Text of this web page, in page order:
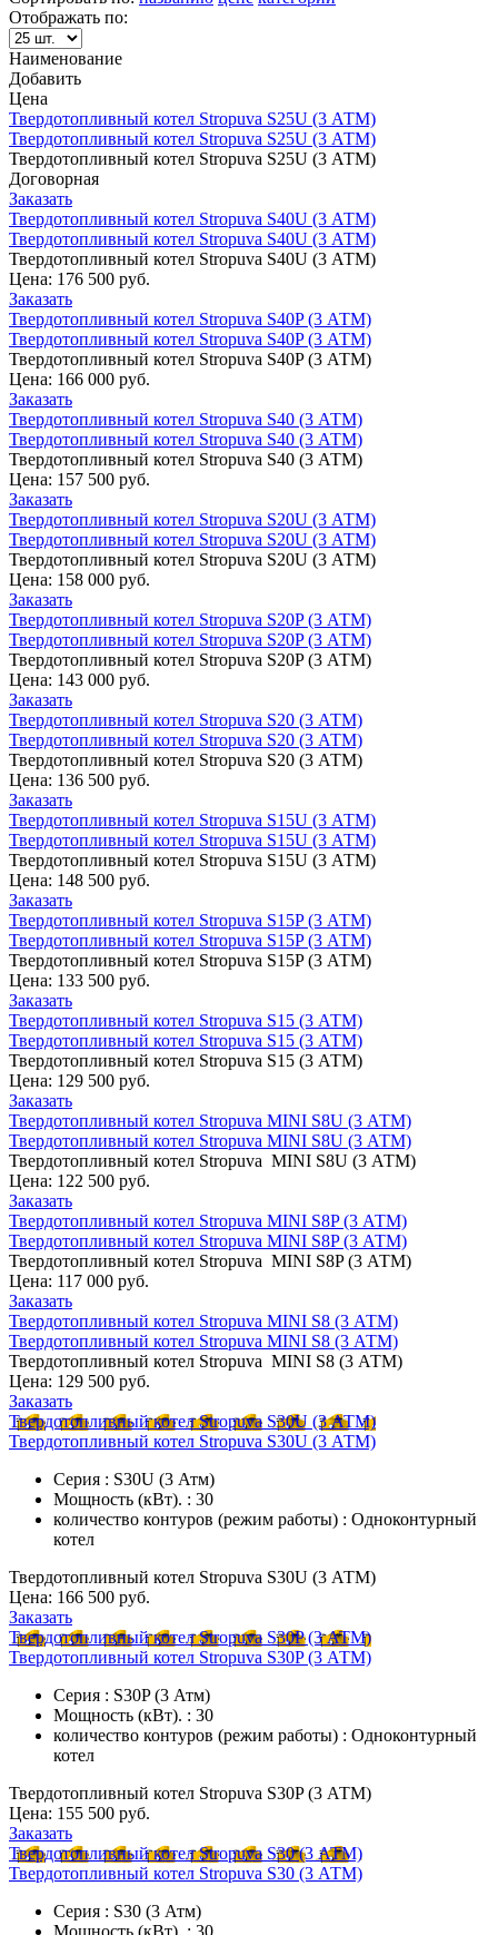
Отображать по:
Наименование
Добавить
Цена
Твердотопливный котел Stropuva S25U (3 АТМ)
Твердотопливный котел Stropuva S25U (3 АТМ)
Твердотопливный котел Stropuva S25U (3 АТМ)
Договорная
Заказать
Твердотопливный котел Stropuva S40U (3 АТМ)
Твердотопливный котел Stropuva S40U (3 АТМ)
Твердотопливный котел Stropuva S40U (3 АТМ)
Цена: 176 500 руб.
Заказать
Твердотопливный котел Stropuva S40P (3 АТМ)
Твердотопливный котел Stropuva S40P (3 АТМ)
Твердотопливный котел Stropuva S40P (3 АТМ)
Цена: 166 000 руб.
Заказать
Твердотопливный котел Stropuva S40 (3 АТМ)
Твердотопливный котел Stropuva S40 (3 АТМ)
Твердотопливный котел Stropuva S40 (3 АТМ)
Цена: 157 500 руб.
Заказать
Твердотопливный котел Stropuva S20U (3 АТМ)
Твердотопливный котел Stropuva S20U (3 АТМ)
Твердотопливный котел Stropuva S20U (3 АТМ)
Цена: 158 000 руб.
Заказать
Твердотопливный котел Stropuva S20P (3 АТМ)
Твердотопливный котел Stropuva S20P (3 АТМ)
Твердотопливный котел Stropuva S20P (3 АТМ)
Цена: 143 000 руб.
Заказать
Твердотопливный котел Stropuva S20 (3 АТМ)
Твердотопливный котел Stropuva S20 (3 АТМ)
Твердотопливный котел Stropuva S20 (3 АТМ)
Цена: 136 500 руб.
Заказать
Твердотопливный котел Stropuva S15U (3 АТМ)
Твердотопливный котел Stropuva S15U (3 АТМ)
Твердотопливный котел Stropuva S15U (3 АТМ)
Цена: 148 500 руб.
Заказать
Твердотопливный котел Stropuva S15P (3 АТМ)
Твердотопливный котел Stropuva S15P (3 АТМ)
Твердотопливный котел Stropuva S15P (3 АТМ)
Цена: 133 500 руб.
Заказать
Твердотопливный котел Stropuva S15 (3 АТМ)
Твердотопливный котел Stropuva S15 (3 АТМ)
Твердотопливный котел Stropuva S15 (3 АТМ)
Цена: 129 500 руб.
Заказать
Твердотопливный котел Stropuva MINI S8U (3 АТМ)
Твердотопливный котел Stropuva MINI S8U (3 АТМ)
Твердотопливный котел Stropuva MINI S8U (3 АТМ)
Цена: 122 500 руб.
Заказать
Твердотопливный котел Stropuva MINI S8P (3 АТМ)
Твердотопливный котел Stropuva MINI S8P (3 АТМ)
Твердотопливный котел Stropuva MINI S8P (3 АТМ)
Цена: 117 000 руб.
Заказать
Твердотопливный котел Stropuva MINI S8 (3 АТМ)
Твердотопливный котел Stropuva MINI S8 (3 АТМ)
Твердотопливный котел Stropuva MINI S8 (3 АТМ)
Цена: 129 500 руб.
Заказать
Твердотопливный котел Stropuva S30U (3 АТМ)
Твердотопливный котел Stropuva S30U (3 АТМ)
Серия : S30U (3 Атм)
Мощность (кВт). : 30
количество контуров (режим работы) : Одноконтурный
котел
Твердотопливный котел Stropuva S30U (3 АТМ)
Цена: 166 500 руб.
Заказать
Твердотопливный котел Stropuva S30P (3 АТМ)
Твердотопливный котел Stropuva S30P (3 АТМ)
Серия : S30P (3 Атм)
Мощность (кВт). : 30
количество контуров (режим работы) : Одноконтурный
котел
Твердотопливный котел Stropuva S30P (3 АТМ)
Цена: 155 500 руб.
Заказать
Твердотопливный котел Stropuva S30 (3 АТМ)
Твердотопливный котел Stropuva S30 (3 АТМ)
Серия : S30 (3 Атм)
Мощность (кВт). : 30